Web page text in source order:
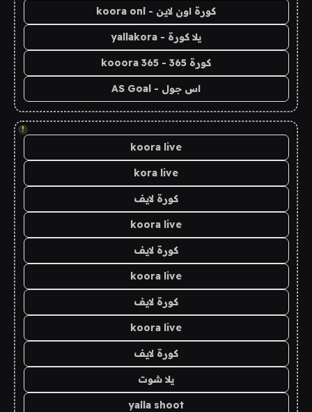
كورة اون لاين - koora onl
يلا كورة - yallakora
كورة 365 - kooora 365
اس جول - AS Goal
!
koora live
kora live
كورة لايف
koora live
كورة لايف
koora live
كورة لايف
koora live
كورة لايف
يلا شوت
yalla shoot